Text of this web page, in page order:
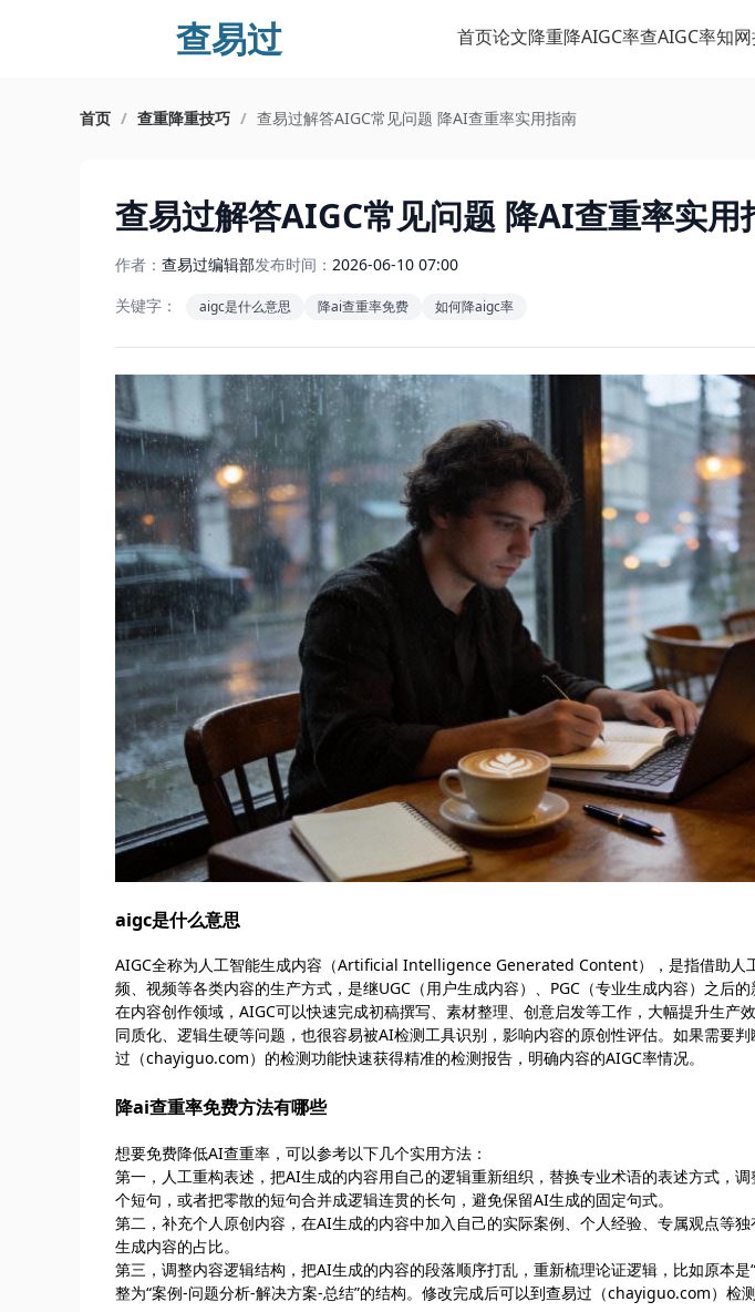
查易过 首页论文降重降AIGC率查AIGC率知
首页 / 查重降重技巧 / 查易过解答AIGC常见问题 降AI查重率实用指南
查易过解答AIGC常见问题 降AI查重率实用
作者： 查易过编辑部发布时间： 2026-06-10 07:00
关键字：
aigc是什么意思 降ai查重率免费 如何降aigc率
aigc是什么意思
AIGC全称为人工智能生成内容（Artificial Intelligence Generated Content），是指借助人
频、视频等各类内容的生产方式，是继UGC（用户生成内容）、PGC（专业生成内容）之后的
在内容创作领域，AIGC可以快速完成初稿撰写、素材整理、创意启发等工作，大幅提升生产
同质化、逻辑生硬等问题，也很容易被AI检测工具识别，影响内容的原创性评估。如果需要
过（chayiguo.com）的检测功能快速获得精准的检测报告，明确内容的AIGC率情况。
降ai查重率免费方法有哪些
想要免费降低AI查重率，可以参考以下几个实用方法：
第一，人工重构表述，把AI生成的内容用自己的逻辑重新组织，替换专业术语的表述方式，
个短句，或者把零散的短句合并成逻辑连贯的长句，避免保留AI生成的固定句式。
第二，补充个人原创内容，在AI生成的内容中加入自己的实际案例、个人经验、专属观点等
生成内容的占比。
第三，调整内容逻辑结构，把AI生成的内容的段落顺序打乱，重新梳理论证逻辑，比如原本
整为“案例-问题分析-解决方案-总结”的结构。修改完成后可以到查易过（chayiguo.com）检